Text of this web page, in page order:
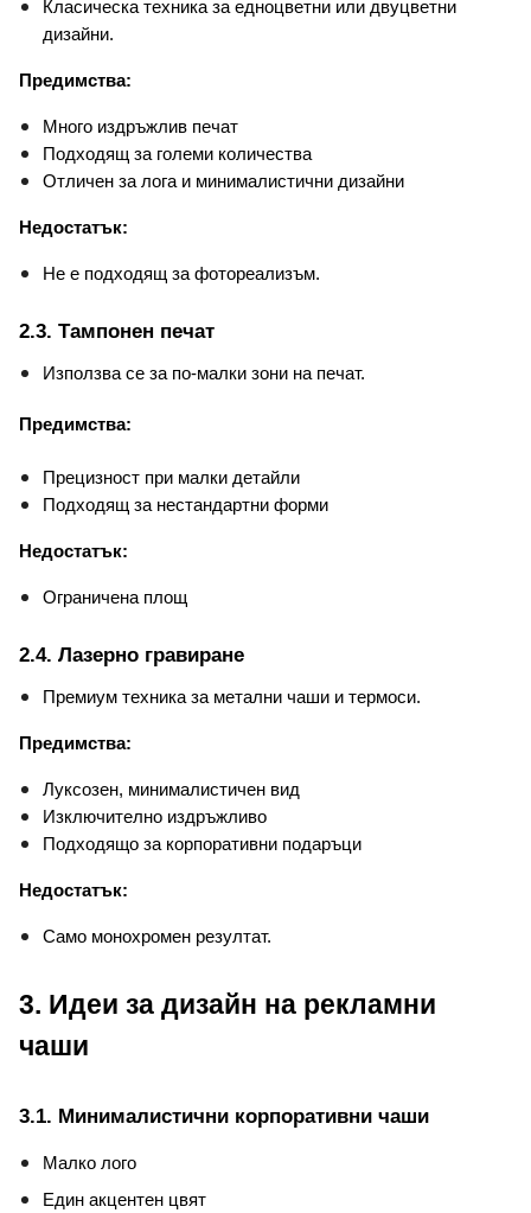
Класическа техника за едноцветни или двуцветни
дизайни.
Предимства:
Много издръжлив печат
Подходящ за големи количества
Отличен за лога и минималистични дизайни
Недостатък:
Не е подходящ за фотореализъм.
2.3. Тампонен печат
Използва се за по-малки зони на печат.
Предимства:
Прецизност при малки детайли
Подходящ за нестандартни форми
Недостатък:
Ограничена площ
2.4. Лазерно гравиране
Премиум техника за метални чаши и термоси.
Предимства:
Луксозен, минималистичен вид
Изключително издръжливо
Подходящо за корпоративни подаръци
Недостатък:
Само монохромен резултат.
3. Идеи за дизайн на рекламни
чаши
3.1. Минималистични корпоративни чаши
Малко лого
Един акцентен цвят